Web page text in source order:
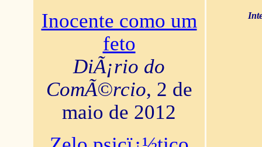
Inocente como um
feto
DiÃ¡rio do
ComÃ©rcio, 2 de
maio de 2012